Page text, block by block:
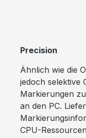
Precision
Ähnlich wie die
jedoch selektive
Markierungen
an den PC.
CPU-